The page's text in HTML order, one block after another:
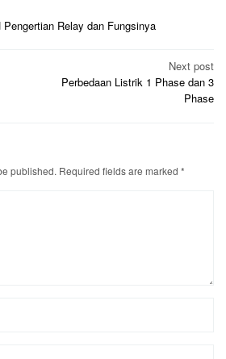
Pengertian Relay dan Fungsinya
Next post
Perbedaan Listrik 1 Phase dan 3
Phase
published. Required fields are marked *